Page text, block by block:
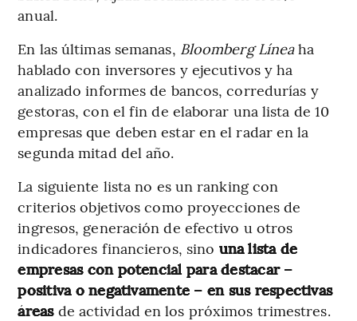
anual.
En las últimas semanas, Bloomberg Líneaha
hablado con inversores y ejecutivos y ha
analizado informes de bancos, corredurías y
gestoras, con el fin de elaborar una lista de 10
empresas que deben estar en el radar en la
segunda mitad del año.
La siguiente lista no es un ranking con
criterios objetivos como proyecciones de
ingresos, generación de efectivo u otros
indicadores financieros, sino una lista de
empresas con potencial para destacar –
positiva o negativamente – en sus respectivas
áreasde actividad en los próximos trimestres.